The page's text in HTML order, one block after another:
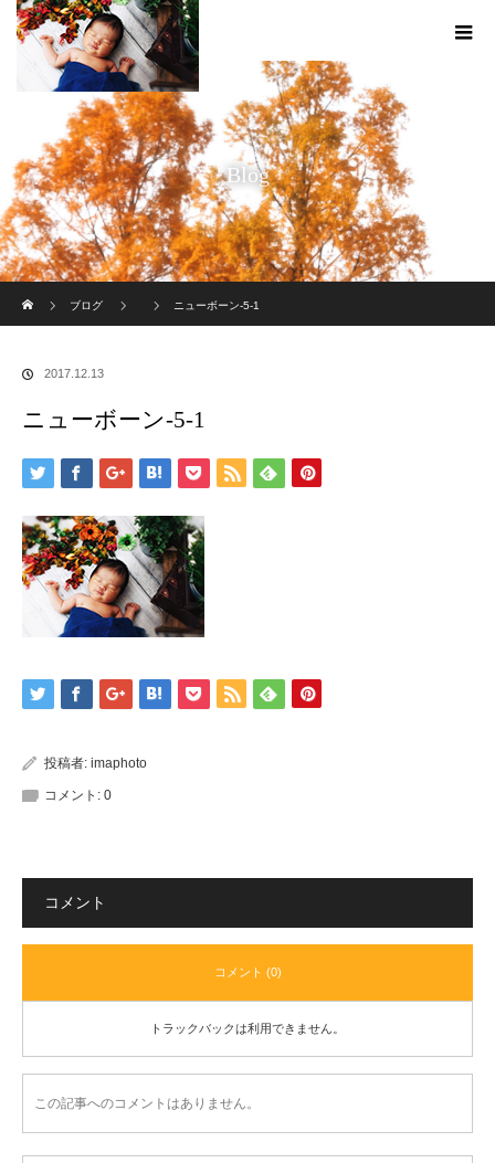
Blog
ブログ
ニューボーン-5-1
2017.12.13
ニューボーン-5-1
投稿者: imaphoto
コメント: 0
コメント
コメント (0)
トラックバックは利用できません。
この記事へのコメントはありません。